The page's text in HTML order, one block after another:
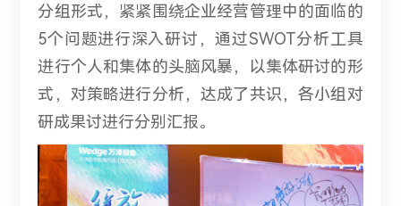
分组形式，紧紧围绕企业经营管理中的面临的
5个问题进行深入研讨，通过SWOT分析工具
进行个人和集体的头脑风暴，以集体研讨的形
式，对策略进行分析，达成了共识，各小组对
研成果讨进行分别汇报。